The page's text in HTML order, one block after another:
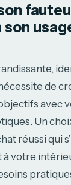
de
avec
Un
réussi qui
votre